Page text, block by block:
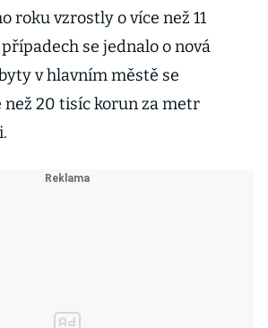
roku vzrostly o více než 11
se jednalo o nová
v hlavním městě se
než 20 tisíc korun za metr